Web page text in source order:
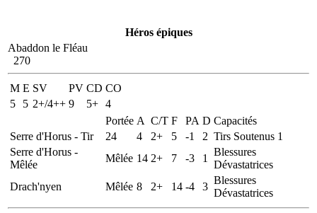
Héros épiques
Abaddon le Fléau
270
M E SV PV CD CO
5
5 2+/4++ 9 5+ 4
Portée A C/T F PA D Capacités
Serre d'Horus - Tir
24 4 2+ 5 -1 2 Tirs Soutenus 1
Serre d'Horus -
Mêlée
Mêlée 14 2+ 7 -3 1
Blessures
Dévastatrices
Drach'nyen
Mêlée 8 2+ 14 -4 3
Blessures
Dévastatrices